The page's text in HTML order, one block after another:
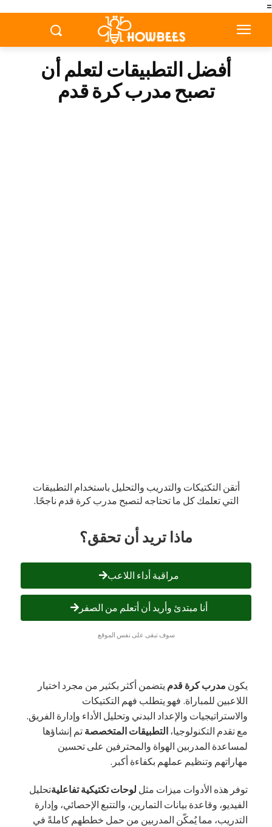
=
أفضل التطبيقات لتعلم أن
تصبح مدرب كرة قدم
أتقن التكتيكات والتدريب والتحليل باستخدام التطبيقات
التي تعلمك كل ما تحتاجه لتصبح مدرب كرة قدم ناجحًا.
ماذا تريد أن تحقق؟
مراقبة أداء اللاعب
أنا مبتدئ وأريد أن أتعلم من الصفر
سوف تبقى على نفس الموقع
يكون مدرب كرة قدم يتضمن أكثر بكثير من مجرد اختيار
اللاعبين للمباراة. فهو يتطلب فهم التكتيكات
والاستراتيجيات والإعداد البدني وتحليل الأداء وإدارة الفريق.
مع تقدم التكنولوجيا،التطبيقات المتخصصة تم إنشاؤها
لمساعدة المدربين الهواة والمحترفين على تحسين
مهاراتهم وتنظيم عملهم بكفاءة أكبر.
توفر هذه الأدوات ميزات مثل لوحات تكتيكية تفاعليةتحليل
الفيديو، وقاعدة بيانات التمارين، والتتبع الإحصائي، وإدارة
التدريب، مما يُمكّن المدربين من حمل خططهم كاملةً في